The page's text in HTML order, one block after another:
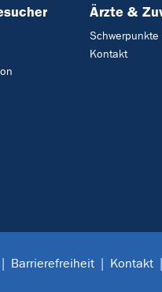
Ärzte &
Schwerpunkte
Kontakt
Barrierefreiheit Kontakt